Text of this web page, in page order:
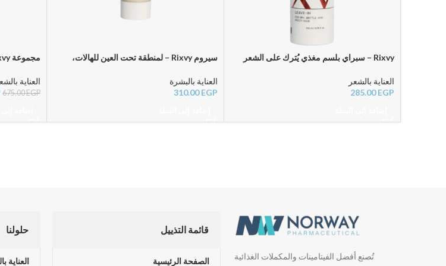
Rixvy – سبراي بلسم مغذي يُترك على الشعر
العناية بالشعر
285.00EGP
سيروم Rixvy – لمنطقة تحت العين للهالات،
العناية بالبشرة
310.00EGP
العناية
675.00EGP
تُصنع أفضل الفيتامينات والمكملات الغذائية
قائمة التذييل
الصفحة الرئيسية
حلولنا
العناية